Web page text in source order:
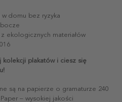
domu bez ryzyka
ekologicznych materiałów
plakatów i ciesz się
są na papierze o gramaturze 240
– wysokiej jakości